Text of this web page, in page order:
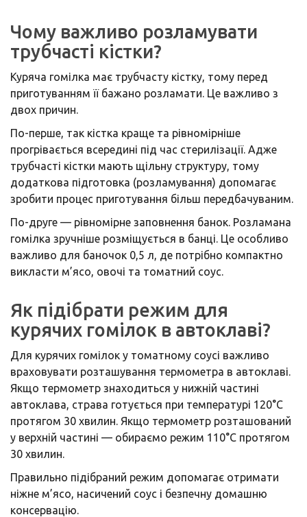
Чому важливо розламувати
трубчасті кістки?
Куряча гомілка має трубчасту кістку, тому перед
приготуванням її бажано розламати. Це важливо з
двох причин.
По-перше, так кістка краще та рівномірніше
прогрівається всередині під час стерилізації. Адже
трубчасті кістки мають щільну структуру, тому
додаткова підготовка (розламування) допомагає
зробити процес приготування більш передбачуваним.
По-друге — рівномірне заповнення банок. Розламана
гомілка зручніше розміщується в банці. Це особливо
важливо для баночок 0,5 л, де потрібно компактно
викласти м’ясо, овочі та томатний соус.
Як підібрати режим для
курячих гомілок в автоклаві?
Для курячих гомілок у томатному соусі важливо
враховувати розташування термометра в автоклаві.
Якщо термометр знаходиться у нижній частині
автоклава, страва готується при температурі 120°C
протягом 30 хвилин. Якщо термометр розташований
у верхній частині — обираємо режим 110°C протягом
30 хвилин.
Правильно підібраний режим допомагає отримати
ніжне м’ясо, насичений соус і безпечну домашню
консервацію.